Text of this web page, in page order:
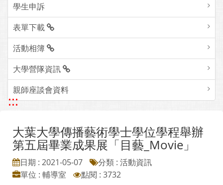
學生申訴
表單下載
活動相簿
大學營隊資訊
親師座談會資料
:::
大葉大學傳播藝術學士學位學程舉辦
第五屆畢業成果展「目藝_Movie」
日期 : 2021-05-07
分類 : 活動資訊
單位 : 輔導室
點閱 : 3732